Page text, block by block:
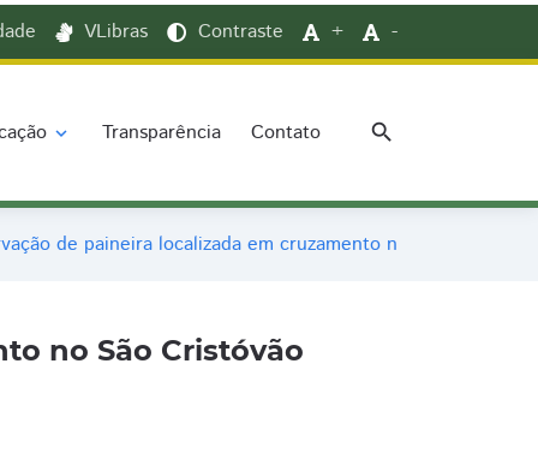
VLibras Contraste + -
expand_more Transparência Contato search
de paineira localizada em cruzamento no São Cristóvão
no São Cristóvão